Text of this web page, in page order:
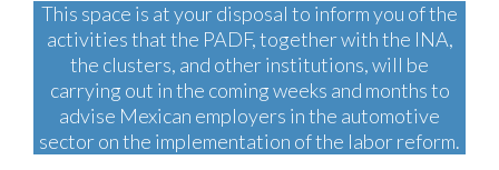
This space is at your disposal to inform you of the
activities that the PADF, together with the INA,
the clusters, and other institutions, will be
carrying out in the coming weeks and months to
advise Mexican employers in the automotive
sector on the implementation of the labor reform.